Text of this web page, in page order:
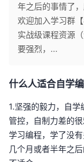
人
主
页
我
的
开
发
者
年之后的事情了
欢迎加入学习群
实战级课程资源
要强烈，...
什么人适合自学编
1.坚强的毅力，自
管控，自制力差的
学习编程，学了没
几个月或者半年之